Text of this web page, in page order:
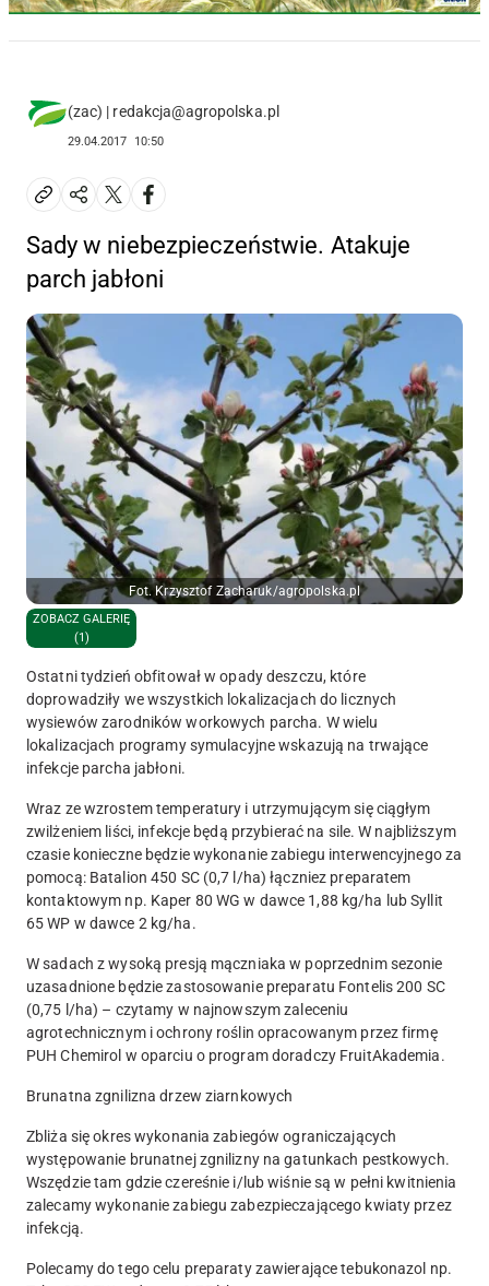
(zac) | redakcja@agropolska.pl
29.04.2017 10:50
Sady w niebezpieczeństwie. Atakuje
parch jabłoni
Fot. Krzysztof Zacharuk/agropolska.pl
ZOBACZ GALERIĘ
(1)
Ostatni tydzień obfitował w opady deszczu, które
doprowadziły we wszystkich lokalizacjach do licznych
wysiewów zarodników workowych parcha. W wielu
lokalizacjach programy symulacyjne wskazują na trwające
infekcje parcha jabłoni.
Wraz ze wzrostem temperatury i utrzymującym się ciągłym
zwilżeniem liści, infekcje będą przybierać na sile. W najbliższym
czasie konieczne będzie wykonanie zabiegu interwencyjnego za
pomocą: Batalion 450 SC (0,7 l/ha) łączniez preparatem
kontaktowym np. Kaper 80 WG w dawce 1,88 kg/ha lub Syllit
65 WP w dawce 2 kg/ha.
W sadach z wysoką presją mączniaka w poprzednim sezonie
uzasadnione będzie zastosowanie preparatu Fontelis 200 SC
(0,75 l/ha) – czytamy w najnowszym zaleceniu
agrotechnicznym i ochrony roślin opracowanym przez firmę
PUH Chemirol w oparciu o program doradczy FruitAkademia.
Brunatna zgnilizna drzew ziarnkowych
Zbliża się okres wykonania zabiegów ograniczających
występowanie brunatnej zgnilizny na gatunkach pestkowych.
Wszędzie tam gdzie czereśnie i/lub wiśnie są w pełni kwitnienia
zalecamy wykonanie zabiegu zabezpieczającego kwiaty przez
infekcją.
Polecamy do tego celu preparaty zawierające tebukonazol np.